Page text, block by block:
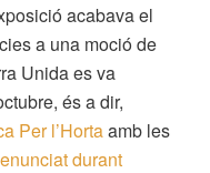
acabava el
a una moció de
Unida es va
és a dir,
Per l’Hortaamb les
durant